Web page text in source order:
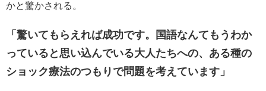
かと驚かされる。
「驚いてもらえれば成功です。国語なんてもうわか
っていると思い込んでいる大人たちへの、ある種の
ショック療法のつもりで問題を考えています」